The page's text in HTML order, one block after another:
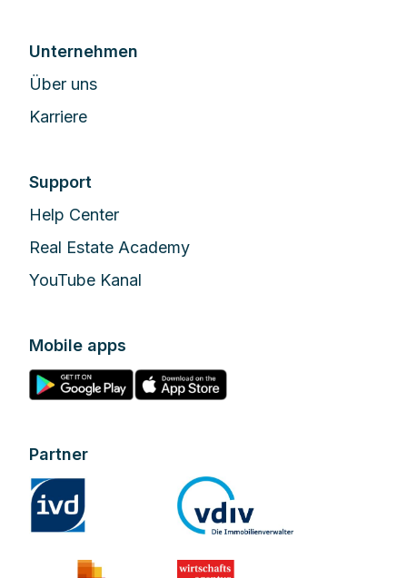
Unternehmen
Über uns
Karriere
Support
Help Center
Real Estate Academy
YouTube Kanal
Mobile apps
Partner